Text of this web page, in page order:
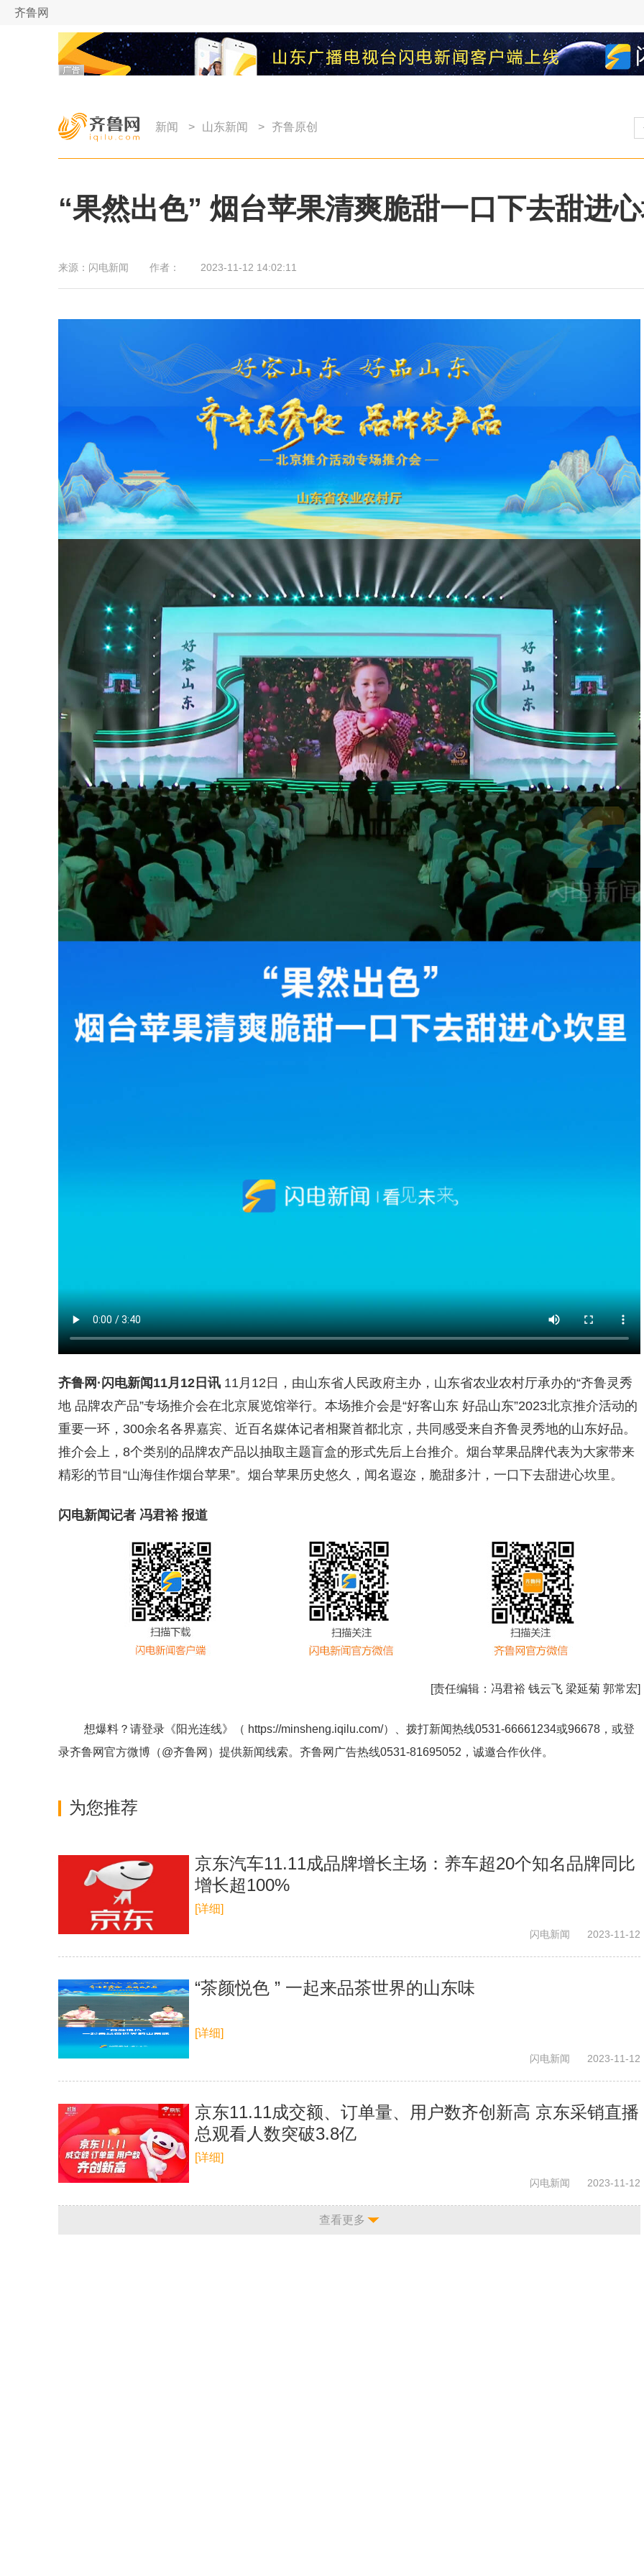
齐鲁网
新闻 > 山东新闻 > 齐鲁原创
“果然出色” 烟台苹果清爽脆甜一口下去甜进
来源： 闪电新闻 作者： 2023-11-12 14:02:11
齐鲁网 ·闪电新闻11月12日讯11月12日，由山东省人民政府主办，山东省农业农村厅承办的“齐鲁灵秀
地 品牌农产品”专场推介会在北京展览馆举行。本场推介会是“好客山东 好品山东”2023北京推介活动的
重要一环，300余名各界嘉宾、近百名媒体记者相聚首都北京，共同感受来自齐鲁灵秀地的山东好品。
推介会上，8个类别的品牌农产品以抽取主题盲盒的形式先后上台推介。烟台苹果品牌代表为大家带来
精彩的节目“山海佳作烟台苹果”。烟台苹果历史悠久，闻名遐迩，脆甜多汁，一口下去甜进心坎里。
闪电新闻记者 冯君裕 报道
[责任编辑： 冯君裕 钱云飞 梁延菊 郭常宏]
想爆料？请登录《阳光连线》（ https://minsheng.iqilu.com/）、拨打新闻热线0531-66661234或96678，或登
录齐鲁网官方微博（@齐鲁网 ）提供新闻线索。齐鲁网广告热线0531-81695052 ，诚邀合作伙伴。
为您推荐
京东汽车11.11成品牌增长主场：养车超20个知名品牌同比
增长超100%
[详细]
闪电新闻 2023-11-12
“茶颜悦色 ” 一起来品茶世界的山东味
[详细]
闪电新闻 2023-11-12
京东11.11成交额、订单量、用户数齐创新高 京东采销直播
总观看人数突破3.8亿
[详细]
闪电新闻 2023-11-12
查看更多